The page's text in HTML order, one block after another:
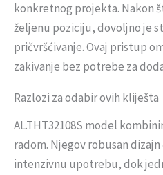
konkretnog projekta. Nakon
željenu poziciju, dovoljno je
pričvršćivanje. Ovaj pristup
zakivanje bez potrebe za
Razlozi za odabir ovih kliješta
AL.THT32108S model
radom. Njegov robusan
intenzivnu upotrebu, dok